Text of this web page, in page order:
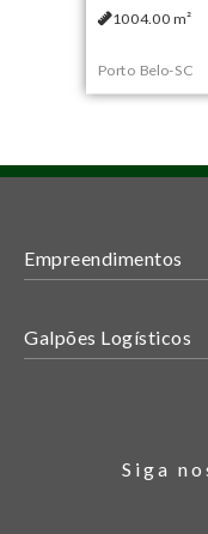
1004.00m²
Porto Belo-SC
Empreendimentos
Galpões Logísticos
Siga